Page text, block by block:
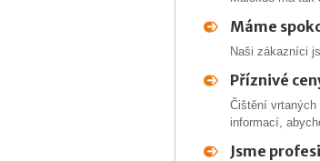
Máme
Naši zákazníci
Příznivé
Čištění vrtaných
informací,
Jsme